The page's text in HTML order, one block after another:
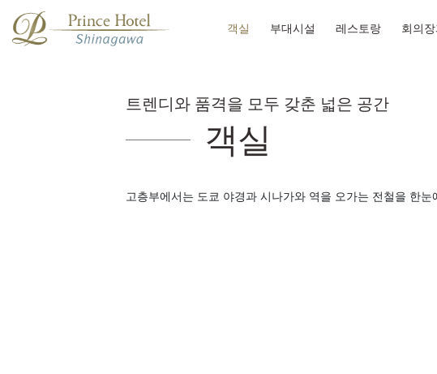
객실 부대시설 레스토랑 회의
트렌디와 품격을 모두 갖춘 넓은 공간
객실
고층부에서는 도쿄 야경과 시나가와 역을 오가는 전철을 한눈